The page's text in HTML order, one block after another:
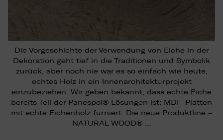
Die Vorgeschichte der Verwendung von Eiche in der
Dekoration geht tief in die Traditionen und Symbolik
zurück, aber noch nie war es so einfach wie heute,
echtes Holz in ein Innenarchitekturprojekt
einzubeziehen. Wir geben bekannt, dass echte Eiche
bereits Teil der Panespol® Lösungen ist: MDF-Platten
mit echte Eichenholz furniert. Die neue Produktline –
NATURAL WOOD® …